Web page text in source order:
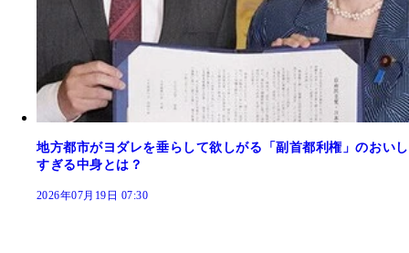
地方都市がヨダレを垂らして欲しがる「副首都利権」のおいし
すぎる中身とは？
2026年07月19日 07:30